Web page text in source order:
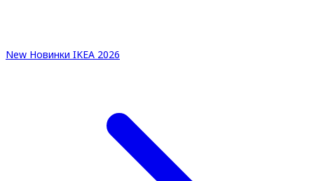
New Новинки IKEA 2026